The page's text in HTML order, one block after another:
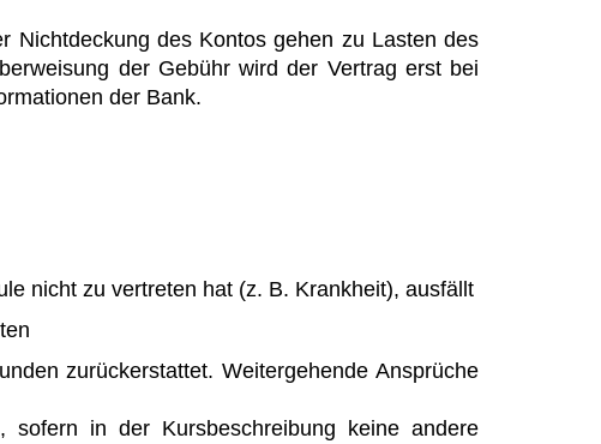
Nichtdeckung des Kontos gehen zu Lasten des
der Gebühr wird der Vertrag erst bei
der Bank.
nicht zu vertreten hat (z. B. Krankheit), ausfällt
zurückerstattet. Weitergehende Ansprüche
in der Kursbeschreibung keine andere